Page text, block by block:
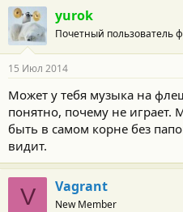
yurok
Почетный пользователь
15 Июл 2014
Может у тебя музыка на
понятно, почему не
быть в самом корне без
видит.
V Vagrant
New Member